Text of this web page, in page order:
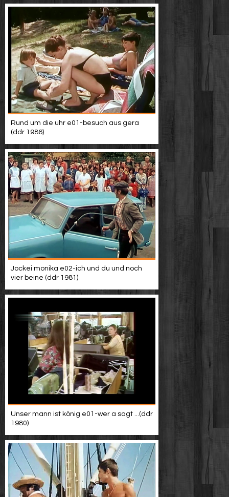
Rund um die uhr e01-besuch aus gera
(ddr 1986)
Jockei monika e02-ich und du und noch
vier beine (ddr 1981)
Unser mann ist könig e01-wer a sagt ...(ddr
1980)